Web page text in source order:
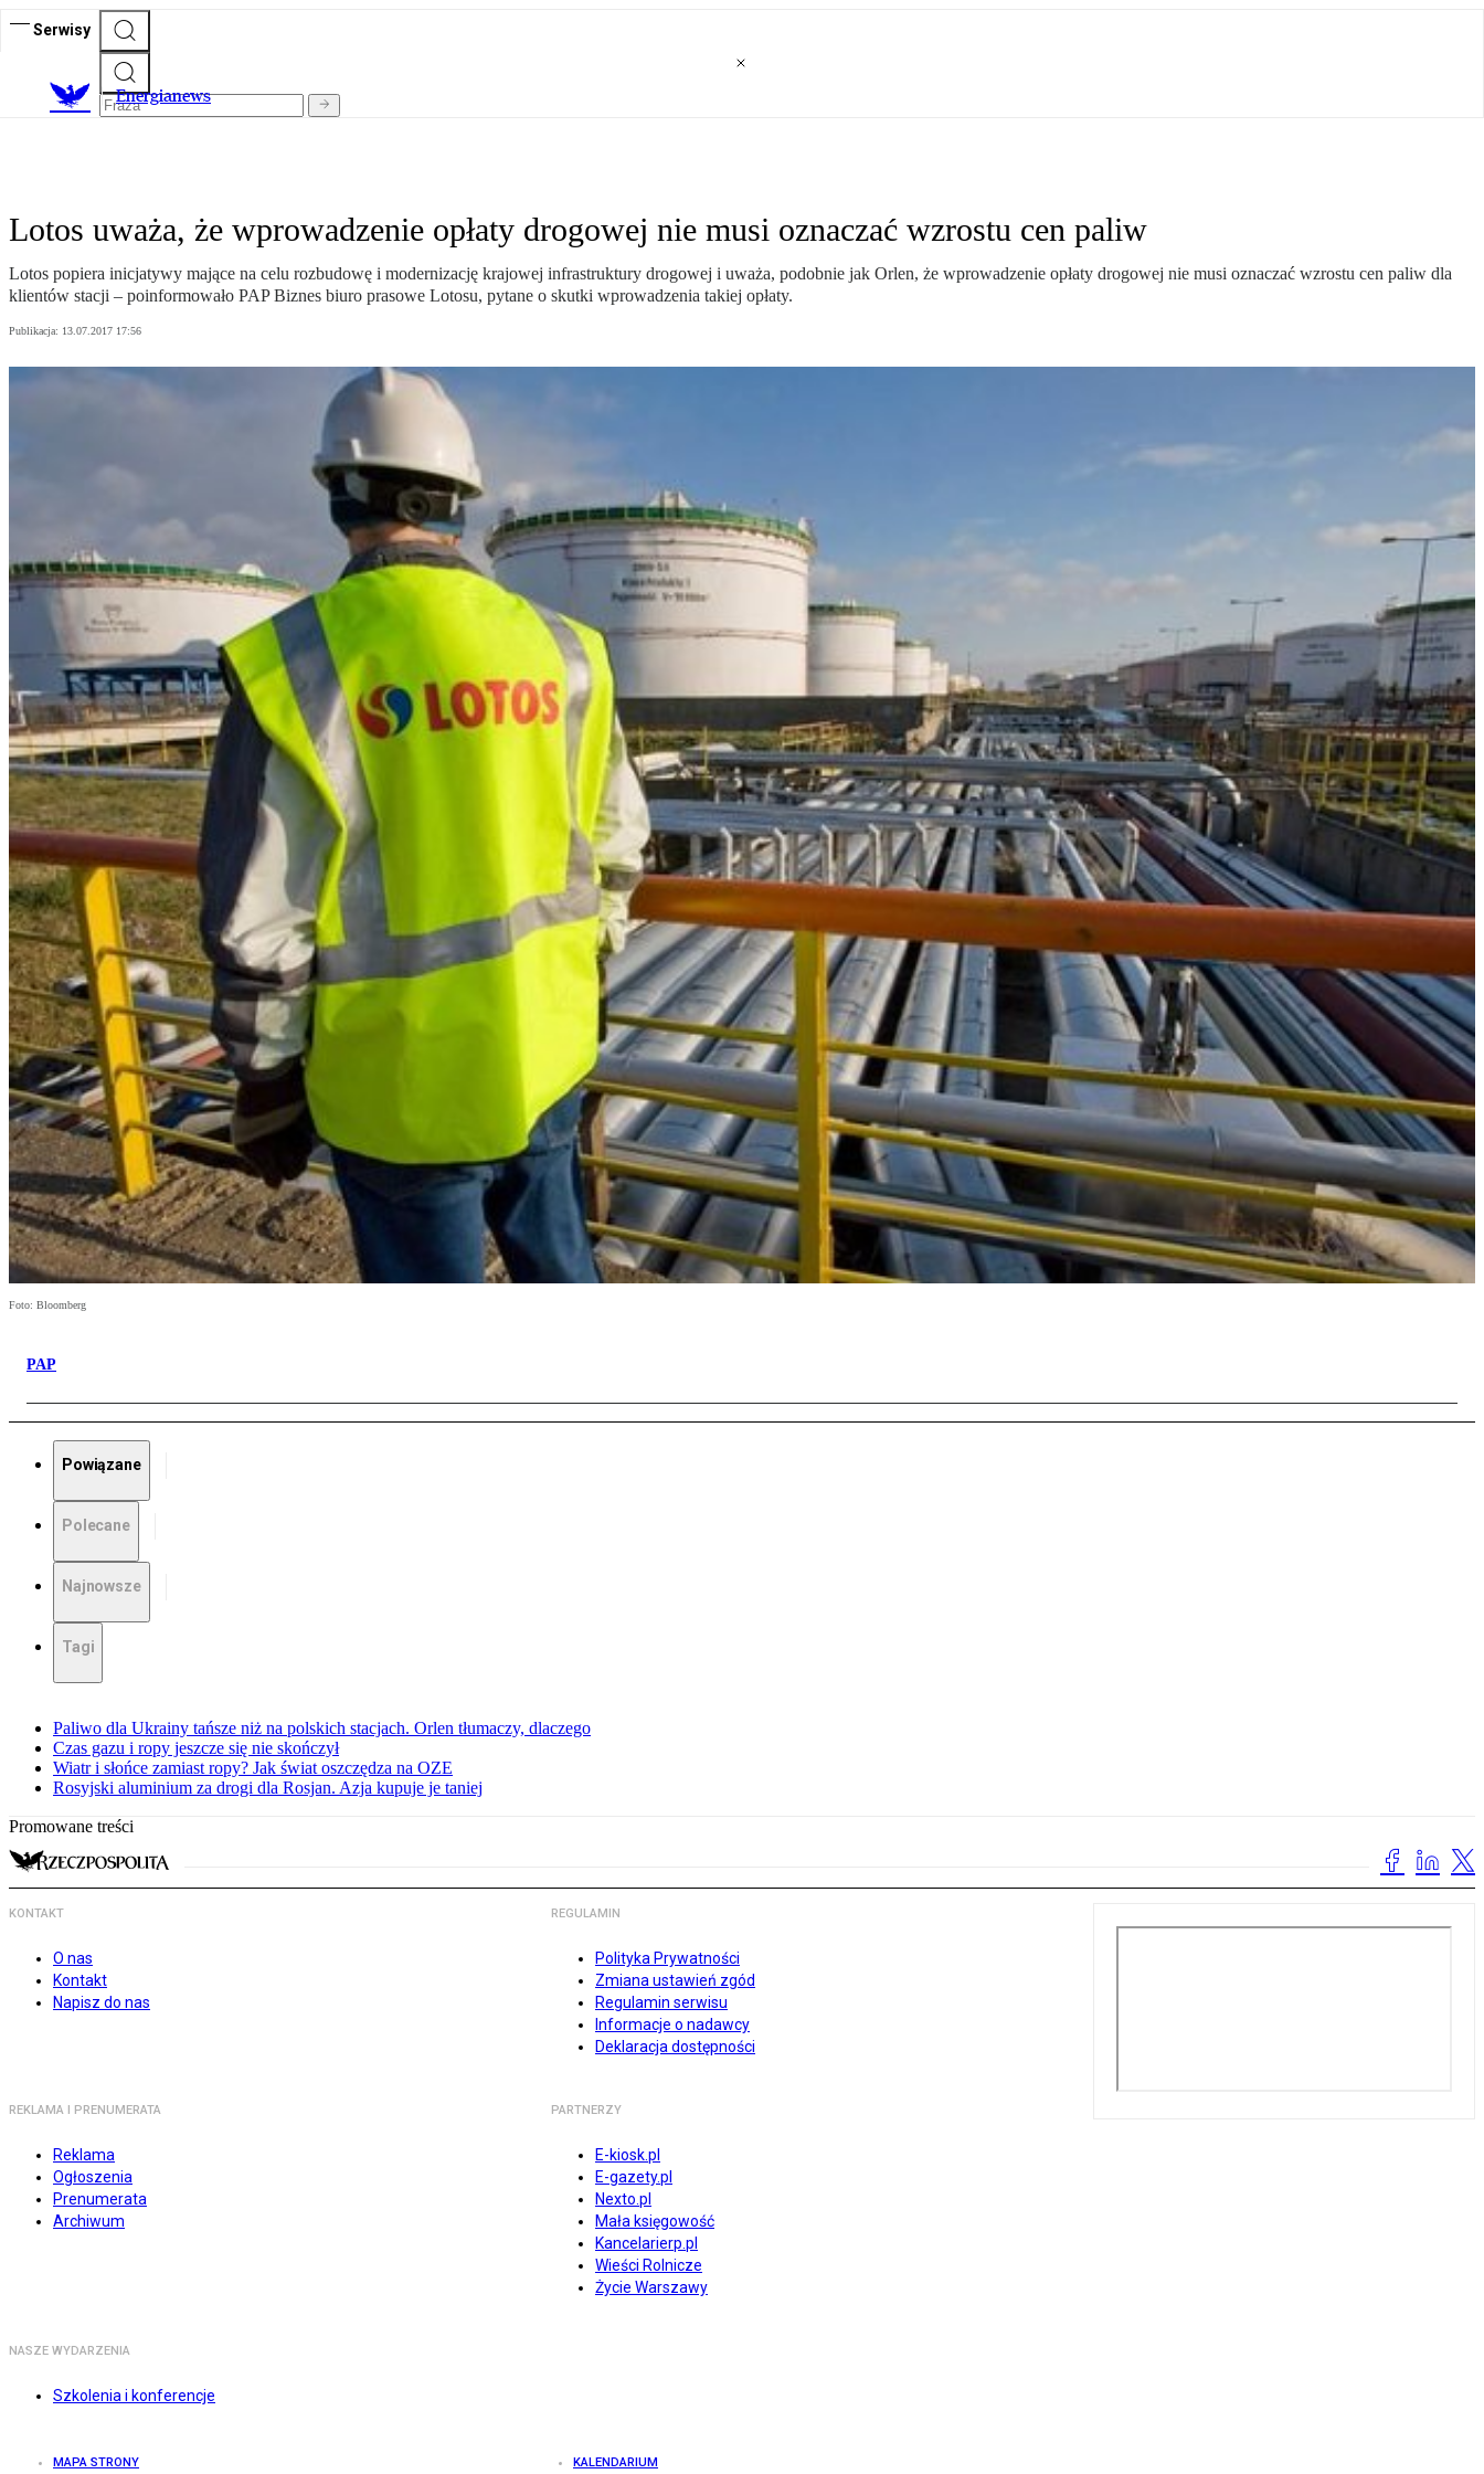
Serwisy
Energianews
Lotos uważa, że wprowadzenie opłaty drogowej nie musi oznaczać wzrostu cen paliw
Lotos popiera inicjatywy mające na celu rozbudowę i modernizację krajowej infrastruktury drogowej i uważa, podobnie jak Orlen, że wprowadzenie opłaty drogowej nie musi oznaczać wzrostu cen paliw dla
klientów stacji – poinformowało PAP Biznes biuro prasowe Lotosu, pytane o skutki wprowadzenia takiej opłaty.
Publikacja: 13.07.2017 17:56
Foto: Bloomberg
PAP
Powiązane
Polecane
Najnowsze
Tagi
Paliwo dla Ukrainy tańsze niż na polskich stacjach. Orlen tłumaczy, dlaczego
Czas gazu i ropy jeszcze się nie skończył
Wiatr i słońce zamiast ropy? Jak świat oszczędza na OZE
Rosyjski aluminium za drogi dla Rosjan. Azja kupuje je taniej
Promowane treści
KONTAKT
O nas
Kontakt
Napisz do nas
REGULAMIN
Polityka Prywatności
Zmiana ustawień zgód
Regulamin serwisu
Informacje o nadawcy
Deklaracja dostępności
REKLAMA I PRENUMERATA
Reklama
Ogłoszenia
Prenumerata
Archiwum
PARTNERZY
E-kiosk.pl
E-gazety.pl
Nexto.pl
Mała księgowość
Kancelarierp.pl
Wieści Rolnicze
Życie Warszawy
NASZE WYDARZENIA
Szkolenia i konferencje
MAPA STRONY KALENDARIUM